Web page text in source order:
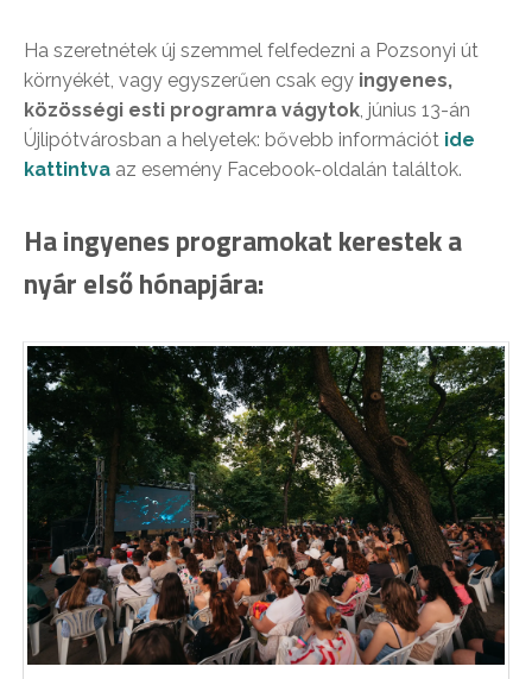
Ha szeretnétek új szemmel felfedezni a Pozsonyi út
környékét, vagy egyszerűen csak egy ingyenes,
közösségi esti programra vágytok, június 13-án
Újlipótvárosban a helyetek: bővebb információt ide
kattintva az esemény Facebook-oldalán találtok.
Ha ingyenes programokat kerestek a
nyár első hónapjára: